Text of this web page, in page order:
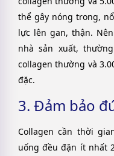
thể gây nóng trong,
lực lên gan, thận.
nhà sản xuất,
collagen thường và
đặc.
3. Đảm bảo
Collagen cần thời
uống đều đặn ít nhất